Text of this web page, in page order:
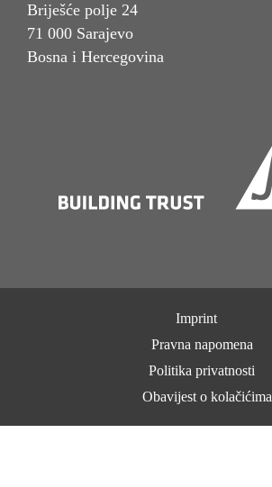
Briješće polje 24
71 000 Sarajevo
Bosna i Hercegovina
Imprint
Pravna napomena
Politika privatnosti
Obavijest o kolačićima